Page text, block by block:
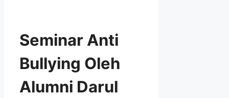
Seminar Anti
Bullying Oleh
Alumni Darul